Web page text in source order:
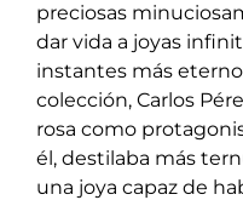
preciosas
dar vida a joyas
instantes más
colección, Carlos
rosa como p
él, destilaba más
una joya capaz de